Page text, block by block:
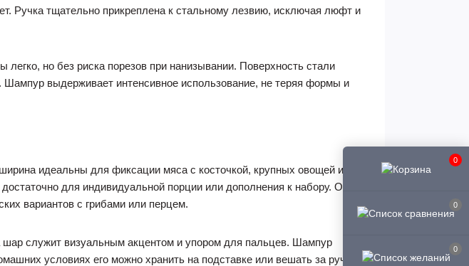
0
0
0
Ручка тщательно прикреплена к стальному лезвию, исключая люфт и
но без риска порезов при нанизывании. Поверхность стали
выдерживает интенсивное использование, не теряя формы и
идеальны для фиксации мяса с косточкой, крупных овощей или
для индивидуальной порции или дополнения к набору. Он
вариантов с грибами или перцем.
шар служит визуальным акцентом и упором для пальцев. Шампур
условиях его можно хранить на подставке или вешать за ручку.